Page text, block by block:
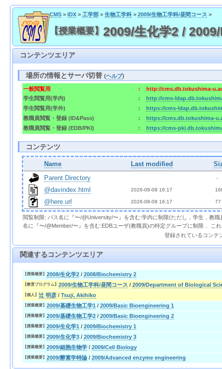
CMS> IDX> 工学部> 生物工学科> 2009/生物工学科/昼間コース >
【授業概要】 2009/生化学2 /
コンテンツエリア
場所の情報とサーバ切替(ヘルプ)
一般閲覧用 :
http://cms.db.tokushima-
学生閲覧用(学内)
:
http://cms-
学生閲覧用(学外)
:
https://cms-
教職員閲覧・登録 (ID&Pass)
:
https://cms.db.tokushima-
教職員閲覧・登録 (EDB/PKI)
: https://cms-
コンテンツ
Name Last modified
Parent Directory
  -
@davindex.html 2026-08-08 16:17
@here.url 2026-08-08 16:17 77
閲覧制限: パス名に『〜/@University/〜』を含む:学内に制限(ただし，学生，教
名に『〜/@Member/〜』を含む:EDBユーザ(教職員)の特定グループに制限． こ
登録されているコンテ
関連するコンテンツエリア
【授業概要】 2008/生化学2 / 2008/Biochemistry 2
【教育プログラム】 2009/生物工学科/昼間コース / 2009/Department of Biological
【個人】 辻 明彦 / Tsuji, Akihiko
【授業概要】 2009/基礎生物工学1 / 2009/Basic Bioengineering 1
【授業概要】 2009/基礎生物工学2 / 2009/Basic Bioengineering 2
【授業概要】 2009/生化学1 / 2009/Biochemistry 1
【授業概要】 2009/生化学3 / 2009/Biochemistry 3
【授業概要】 2009/細胞生物学 / 2009/Cell Biology
【授業概要】 2009/酵素学特論 / 2009/Advanced enzyme engineering